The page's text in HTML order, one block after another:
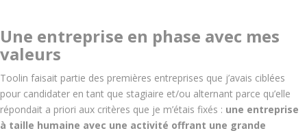
Une entreprise en phase avec mes
valeurs
Toolin faisait partie des premières entreprises que j’avais ciblées
pour candidater en tant que stagiaire et/ou alternant parce qu’elle
répondait a priori aux critères que je m’étais fixés : une entreprise
à taille humaine avec une activité offrant une grande